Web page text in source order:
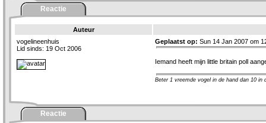
Reactie
Auteur
vogelineenhuis
Lid sinds: 19 Oct 2006
Geplaatst op: Sun 14 Jan 2007 om
Iemand heeft mijn little britain poll
Beter 1 vreemde vogel in de hand dan 10
Reactie